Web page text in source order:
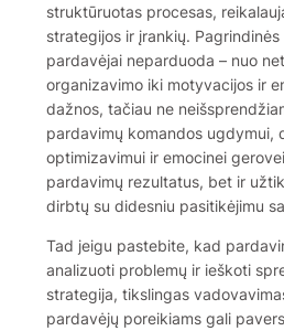
struktūruotas procesas,
strategijos ir įrankių.
pardavėjai neparduoda – nuo
organizavimo iki motyvacijos ir
dažnos, tačiau ne
pardavimų komandos ugdymui,
optimizavimui ir emocinei
pardavimų rezultatus, bet ir
dirbtų su didesniu pasitikėjimu
Tad jeigu pastebite, kad
analizuoti problemų ir ieškoti
strategija, tikslingas
pardavėjų poreikiams gali